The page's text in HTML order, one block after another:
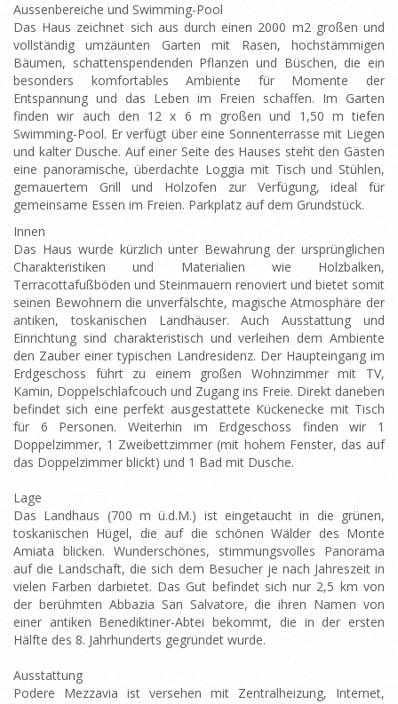
Aussenbereiche und Swimming-Pool
Das Haus zeichnet sich aus durch einen 2000 m2 großen und
vollständig umzäunten Garten mit Rasen, hochstämmigen
Bäumen, schattenspendenden Pflanzen und Büschen, die ein
besonders komfortables Ambiente für Momente der
Entspannung und das Leben im Freien schaffen. Im Garten
finden wir auch den 12 x 6 m großen und 1,50 m tiefen
Swimming-Pool. Er verfügt über eine Sonnenterrasse mit Liegen
und kalter Dusche. Auf einer Seite des Hauses steht den Gästen
eine panoramische, überdachte Loggia mit Tisch und Stühlen,
gemauertem Grill und Holzofen zur Verfügung, ideal für
gemeinsame Essen im Freien. Parkplatz auf dem Grundstück.
Innen
Das Haus wurde kürzlich unter Bewahrung der ursprünglichen
Charakteristiken und Materialien wie Holzbalken,
Terracottafußböden und Steinmauern renoviert und bietet somit
seinen Bewohnern die unverfälschte, magische Atmosphäre der
antiken, toskanischen Landhäuser. Auch Ausstattung und
Einrichtung sind charakteristisch und verleihen dem Ambiente
den Zauber einer typischen Landresidenz. Der Haupteingang im
Erdgeschoss führt zu einem großen Wohnzimmer mit TV,
Kamin, Doppelschlafcouch und Zugang ins Freie. Direkt daneben
befindet sich eine perfekt ausgestattete Kückenecke mit Tisch
für 6 Personen. Weiterhin im Erdgeschoss finden wir 1
Doppelzimmer, 1 Zweibettzimmer (mit hohem Fenster, das auf
das Doppelzimmer blickt) und 1 Bad mit Dusche.
Lage
Das Landhaus (700 m ü.d.M.) ist eingetaucht in die grünen,
toskanischen Hügel, die auf die schönen Wälder des Monte
Amiata blicken. Wunderschönes, stimmungsvolles Panorama
auf die Landschaft, die sich dem Besucher je nach Jahreszeit in
vielen Farben darbietet. Das Gut befindet sich nur 2,5 km von
der berühmten Abbazia San Salvatore, die ihren Namen von
einer antiken Benediktiner-Abtei bekommt, die in der ersten
Hälfte des 8. Jahrhunderts gegründet wurde.
Ausstattung
Podere Mezzavia ist versehen mit Zentralheizung, Internet,